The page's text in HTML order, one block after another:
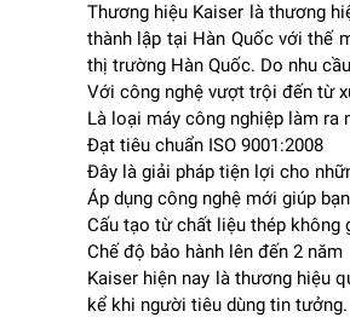
2. Công suất lớn, đáp ứng nhu
Điểm nổi bật nhất của
hàng quy mô lớn, quán
Với khả năng tạo đá liên
thiếu hụt gây ảnh hưởng
Thương hiệu Kaiser là thương
thành lập tại Hàn Quốc với thế
thị trường Hàn Quốc. Do nhu
Với công nghệ vượt trội đến từ
Là loại máy công nghiệp làm
Đạt tiêu chuẩn ISO 9001:2008
Đây là giải pháp tiện lợi cho
Áp dụng công nghệ mới giúp
Cấu tạo từ chất liệu thép không
Chế độ bảo hành lên đến 2 năm
Kaiser hiện nay là thương hiệu
kể khi người tiêu dùng tin tưởng.